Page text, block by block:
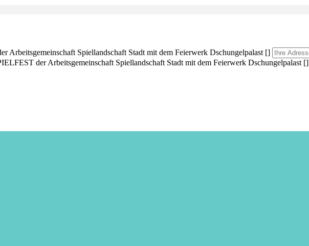
Arbeitsgemeinschaft Spiellandschaft Stadt mit dem Feierwerk Dschungelpalast []
der Arbeitsgemeinschaft Spiellandschaft Stadt mit dem Feierwerk Dschungelpalast []